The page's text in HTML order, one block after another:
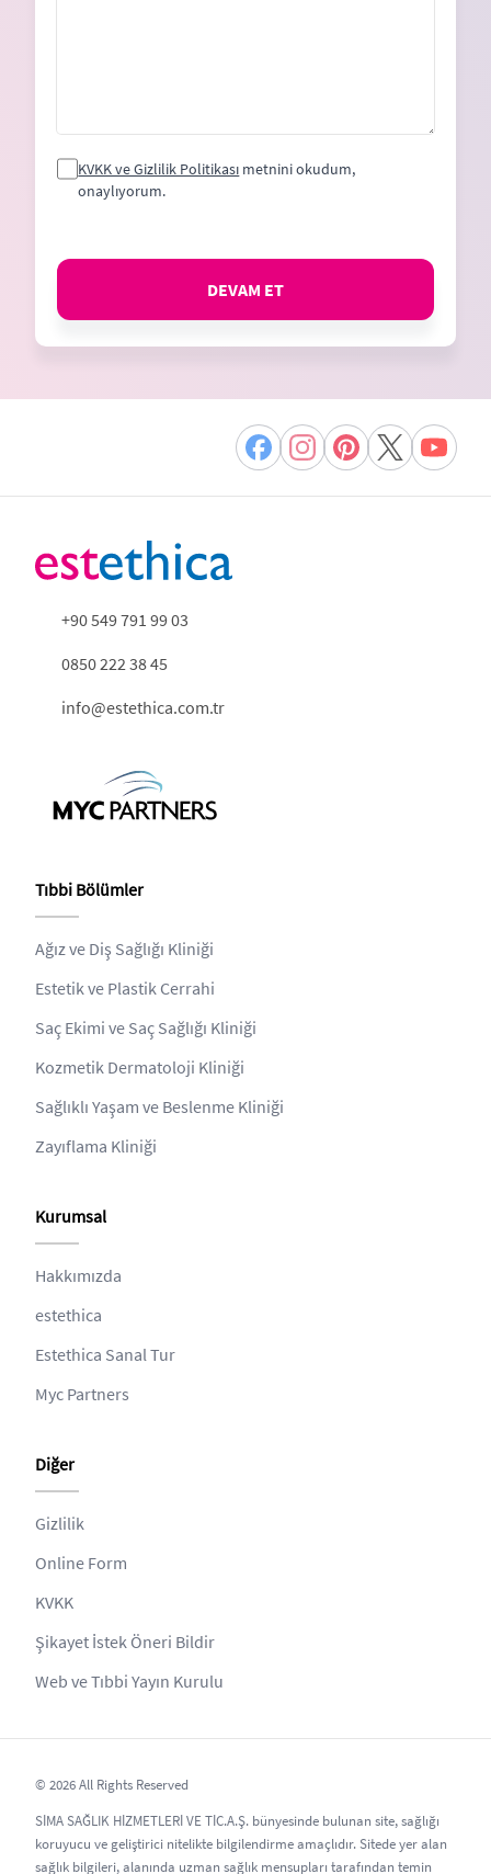
KVKK ve Gizlilik Politikası metnini okudum,
onaylıyorum.
DEVAM ET
+90 549 791 99 03
0850 222 38 45
info@estethica.com.tr
Tıbbi Bölümler
Ağız ve Diş Sağlığı Kliniği
Estetik ve Plastik Cerrahi
Saç Ekimi ve Saç Sağlığı Kliniği
Kozmetik Dermatoloji Kliniği
Sağlıklı Yaşam ve Beslenme Kliniği
Zayıflama Kliniği
Kurumsal
Hakkımızda
estethica
Estethica Sanal Tur
Myc Partners
Diğer
Gizlilik
Online Form
KVKK
Şikayet İstek Öneri Bildir
Web ve Tıbbi Yayın Kurulu
© 2026 All Rights Reserved
SİMA SAĞLIK HİZMETLERİ VE TİC.A.Ş. bünyesinde bulunan site, sağlığı
koruyucu ve geliştirici nitelikte bilgilendirme amaçlıdır. Sitede yer alan
sağlık bilgileri, alanında uzman sağlık mensupları tarafından temin